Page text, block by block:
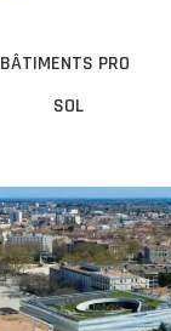
BÂTIMENTS PRO
SOL